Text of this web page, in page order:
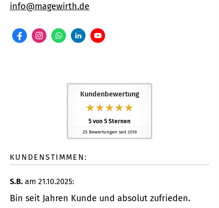
info@magewirth.de
Kundenbewertung
5 von 5 Sternen
25Bewertungen seit 2019
KUNDENSTIMMEN:
S.B. am 21.10.2025:
Bin seit Jahren Kunde und absolut zufrieden.